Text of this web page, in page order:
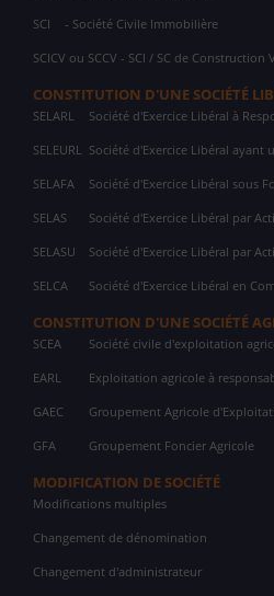
SCI - Société Civile Immobilière
SCICV ou SCCV - SCI / SC de Construction
CONSTITUTION D'UNE SOCIÉTÉ
SELARL Société d'Exercice Libéral à
SELEURL Société d'Exercice Libéral ayant
SELAFA Société d'Exercice Libéral sous
SELAS Société d'Exercice Libéral par
SELASU Société d'Exercice Libéral par
SELCA Société d'Exercice Libéral en
CONSTITUTION D'UNE SOCIÉTÉ
SCEA Société civile d'exploitation
EARL Exploitation agricole à
GAEC Groupement Agricole
GFA Groupement Foncier Agricole
MODIFICATION DE SOCIÉTÉ
Modifications multiples
Changement de dénomination
Changement d'administrateur